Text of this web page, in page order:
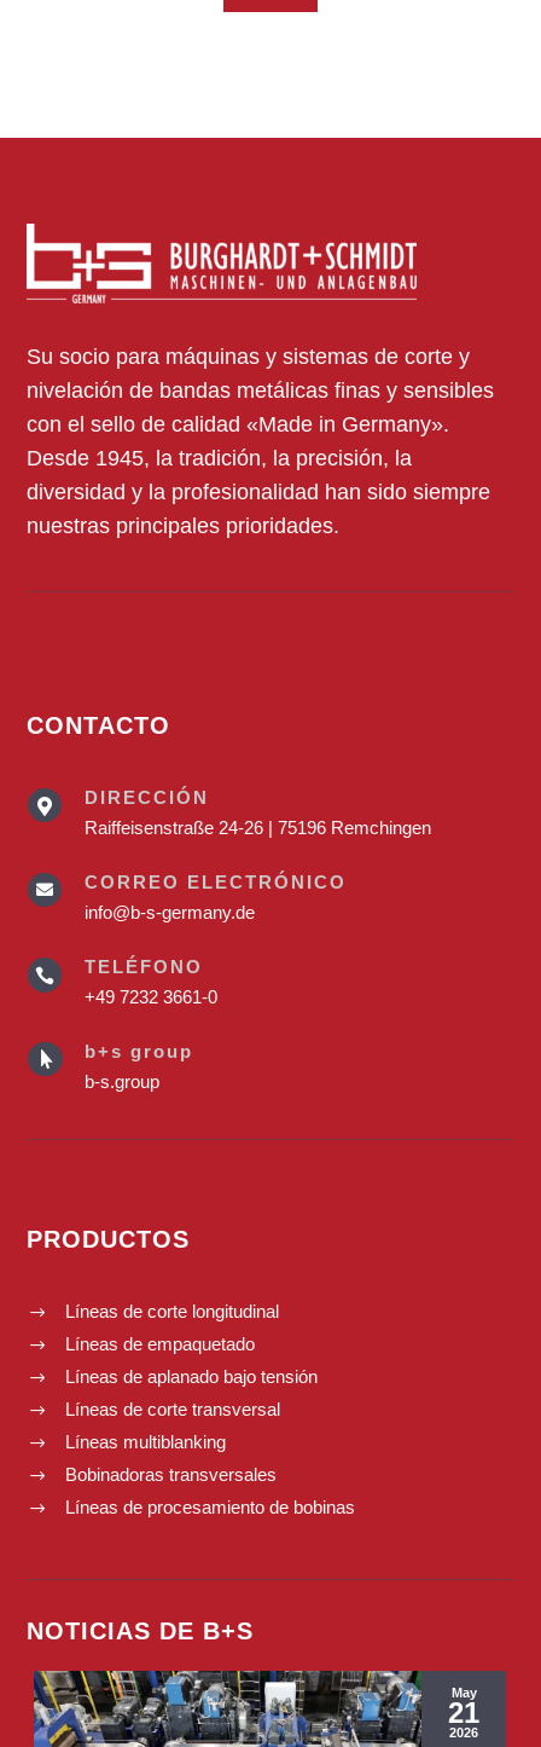
Su socio para máquinas y sistemas de corte y
nivelación de bandas metálicas finas y sensibles
con el sello de calidad «Made in Germany».
Desde 1945, la tradición, la precisión, la
diversidad y la profesionalidad han sido siempre
nuestras principales prioridades.
CONTACTO

DIRECCIÓN
Raiffeisenstraße 24-26 | 75196 Remchingen

CORREO ELECTRÓNICO
info@b-s-germany.de

TELÉFONO
+49 7232 3661-0

b+s group
b-s.group
PRODUCTOS
$ Líneas de corte longitudinal
$ Líneas de empaquetado
$ Líneas de aplanado bajo tensión
$ Líneas de corte transversal
$ Líneas multiblanking
$ Bobinadoras transversales
$ Líneas de procesamiento de bobinas
NOTICIAS DE B+S
May
21
2026